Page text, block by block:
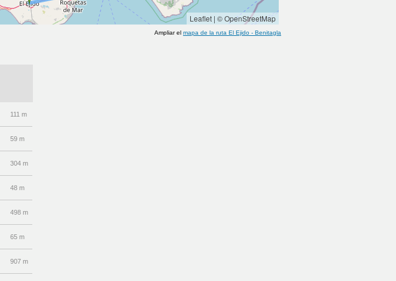
Leaflet | © OpenStreetMap
Ampliar el mapa de la ruta El Ejido - Benitagla
111 m
59 m
304 m
48 m
498 m
65 m
907 m